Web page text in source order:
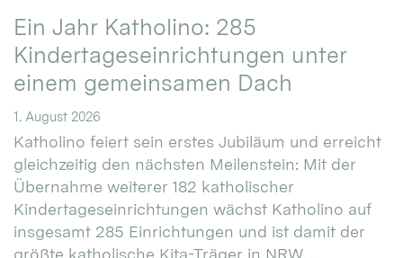
Ein Jahr Katholino: 285
Kindertageseinrichtungen unter
einem gemeinsamen Dach
1. August 2026
Katholino feiert sein erstes Jubiläum und erreicht
gleichzeitig den nächsten Meilenstein: Mit der
Übernahme weiterer 182 katholischer
Kindertageseinrichtungen wächst Katholino auf
insgesamt 285 Einrichtungen und ist damit der
größte katholische Kita-Träger in NRW. ...